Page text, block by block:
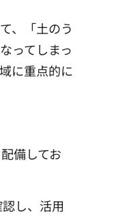
、「土のう
ってしまっ
に重点的に
備してお
し、活用